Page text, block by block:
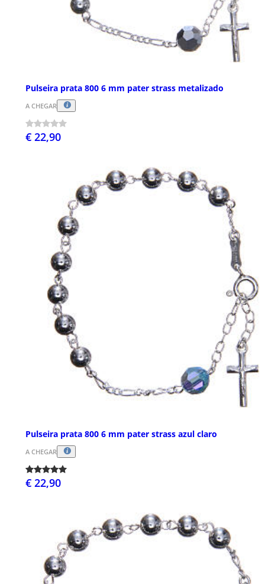
Pulseira prata 800 6 mm pater strass metalizado
A CHEGAR
€ 22,90
Pulseira prata 800 6 mm pater strass azul claro
A CHEGAR
€ 22,90